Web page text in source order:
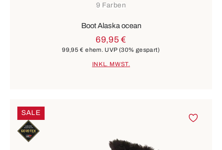
9 Farben
Boot Alaska ocean
69,95 €
99,95 € ehem. UVP (30% gespart)
INKL. MWST.
SALE